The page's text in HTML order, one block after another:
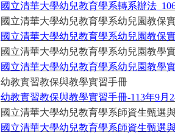
國立清華大學幼兒教育學系轉系辦法
國立清華大學幼兒教育學系幼兒園教保
國立清華大學幼兒教育學系幼兒園教保
國立清華大學幼兒教育學系幼兒園教學
國立清華大學幼兒教育學系幼兒園教學
幼教實習教保與教學實習手冊
幼教實習教保與教學實習手冊-113年9月
國立清華大學幼兒教育學系師資生甄選
國立清華大學幼兒教育學系師資生甄選